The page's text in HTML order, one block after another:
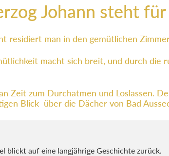
Johann steht
residiert man in den gemütlichen
macht sich breit, und durch die
Zeit zum Durchatmen und Loslassen.
Blick über die Dächer von Bad
blickt auf eine langjährige Geschichte zurück.